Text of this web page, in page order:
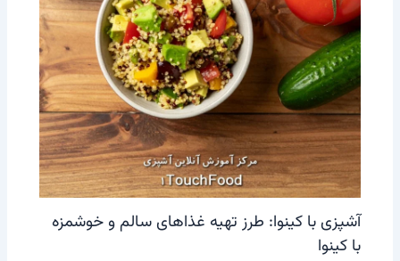
آشپزی با کینوا: طرز تهیه غذاهای سالم و خوشمزه
با کینوا